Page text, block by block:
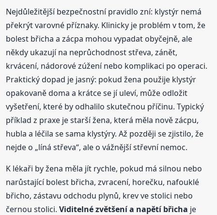
Nejdůležitější bezpečnostní pravidlo zní: klystýr nemá
překrýt varovné příznaky. Klinicky je problém v tom, že
bolest břicha a zácpa mohou vypadat obyčejně, ale
někdy ukazují na neprůchodnost střeva, zánět,
krvácení, nádorové zúžení nebo komplikaci po operaci.
Praktický dopad je jasný: pokud žena použije klystýr
opakovaně doma a krátce se jí uleví, může odložit
vyšetření, které by odhalilo skutečnou příčinu. Typický
příklad z praxe je starší žena, která měla nově zácpu,
hubla a léčila se sama klystýry. Až později se zjistilo, že
nejde o „líná střeva“, ale o vážnější střevní nemoc.
K lékaři by žena měla jít rychle, pokud má silnou nebo
narůstající bolest břicha, zvracení, horečku, nafouklé
břicho, zástavu odchodu plynů, krev ve stolici nebo
černou stolici.Viditelné zvětšení a napětí břicha je